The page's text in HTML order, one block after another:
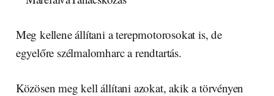
Meg kellene állítani a terepmotorosokat is, de
egyelőre szélmalomharc a rendtartás.
Közösen meg kell állítani azokat, akik a törvényen